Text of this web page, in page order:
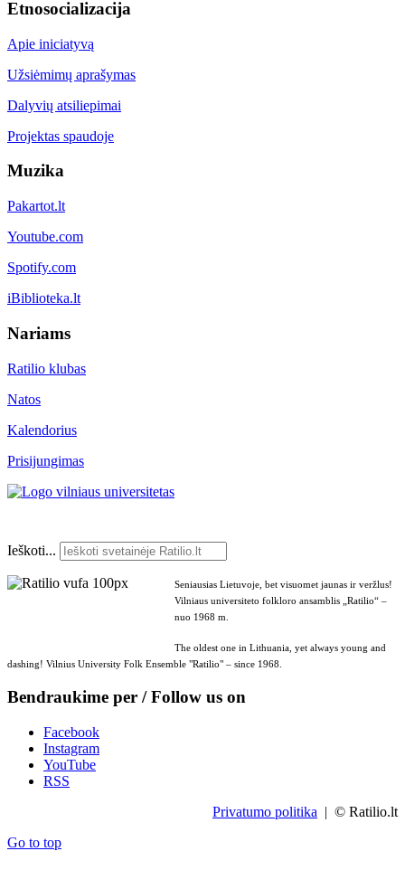
Etnosocializacija
Apie iniciatyvą
Užsiėmimų aprašymas
Dalyvių atsiliepimai
Projektas spaudoje
Muzika
Pakartot.lt
Youtube.com
Spotify.com
iBiblioteka.lt
Nariams
Ratilio klubas
Natos
Kalendorius
Prisijungimas
Ieškoti...
Seniausias Lietuvoje, bet visuomet jaunas ir veržlus!
Vilniaus universiteto folkloro ansamblis „Ratilio“ –
nuo 1968 m.
The oldest one in Lithuania, yet always young and
dashing! Vilnius University Folk Ensemble "Ratilio" – since 1968.
Bendraukime per / Follow us on
Facebook
Instagram
YouTube
RSS
Privatumo politika | © Ratilio.lt
Go to top